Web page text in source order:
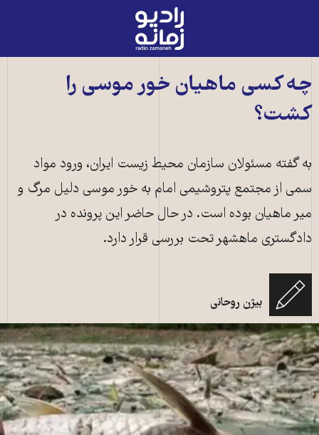
رادیو
زمانه
به
صفحه
چه کسی ماهیان خور موسی را
کشت؟
به گفته مسئولان سازمان محیط زیست ایران، ورود مواد
سمی از مجتمع پتروشیمی امام به خور موسی دلیل مرگ و
میر ماهیان بوده است. در حال حاضر این پرونده در
دادگستری ماهشهر تحت بررسی قرار دارد.
بیژن روحانی